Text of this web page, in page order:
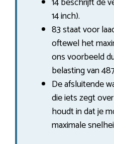
14 inch).
83 staat voor
oftewel het
ons voorbeeld
belasting van
De afsluitende
die iets zegt
houdt in dat je
maximale